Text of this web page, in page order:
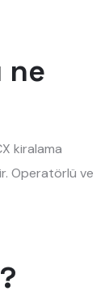
ne
kiralama
Operatörlü ve